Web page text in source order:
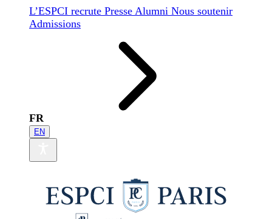
L’ESPCI recrute Presse Alumni Nous soutenir
Admissions
FR
EN